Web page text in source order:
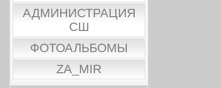
АДМИНИСТРАЦИЯ
СШ
ФОТОАЛЬБОМЫ
ZA_MIR